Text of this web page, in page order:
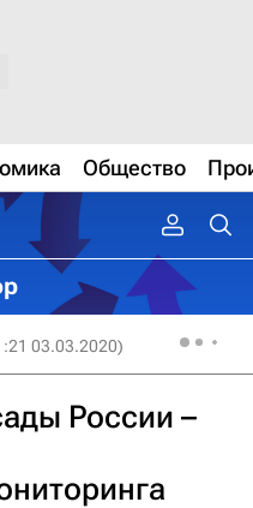
Общество
03.03.2020)
России –